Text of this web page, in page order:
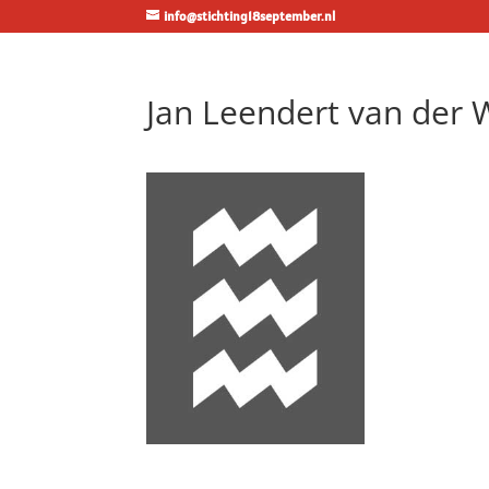
info@stichting18september.nl
Jan Leendert van der